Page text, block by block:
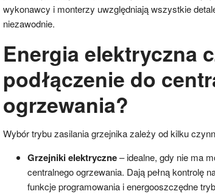
wykonawcy i monterzy uwzględniają wszystkie
niezawodnie.
Energia elektryczna
podłączenie do
ogrzewania?
Wybór trybu zasilania grzejnika zależy od kilku
Grzejniki elektryczne– idealne, gdy nie ma
centralnego ogrzewania. Dają pełną kontrolę
funkcje programowania i energooszczędne